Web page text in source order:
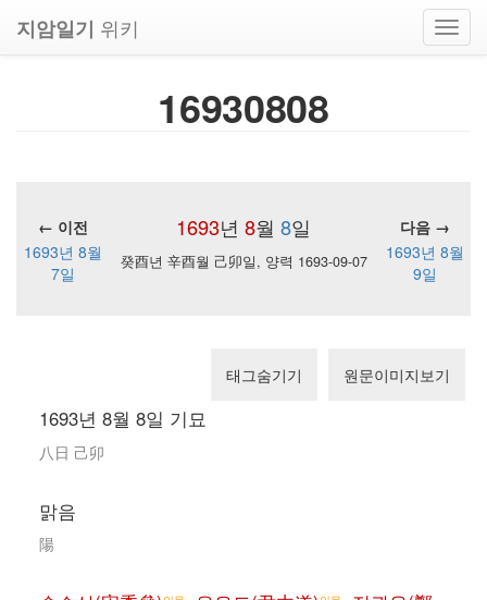
지암일기 위키
16930808
1693년 8월 8일
← 이전
다음 →
1693년 8월
7일
癸酉년 辛酉월 己卯일, 양력 1693-09-07
1693년 8월
9일
태그숨기기 원문이미지보기
1693년 8월 8일 기묘
八日 己卯
맑음
陽